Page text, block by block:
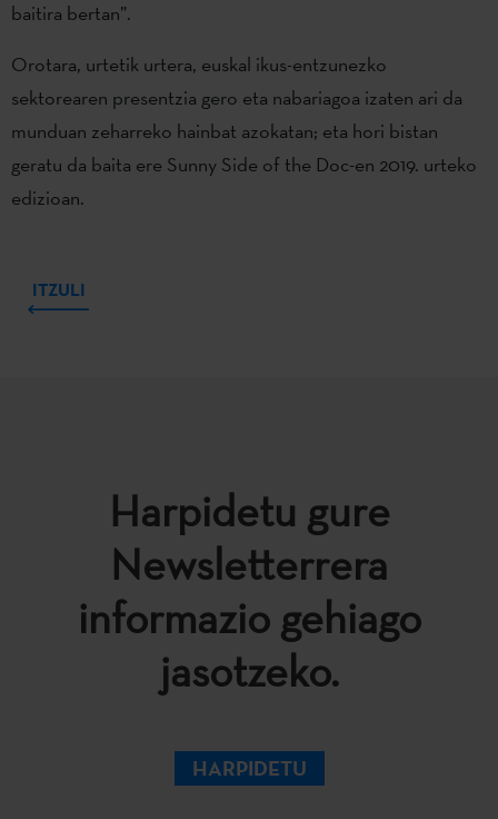
baitira bertan”.
Orotara, urtetik urtera, euskal ikus-entzunezko
sektorearen presentzia gero eta nabariagoa izaten ari da
munduan zeharreko hainbat azokatan; eta hori bistan
geratu da baita ere Sunny Side of the Doc-en 2019. urteko
edizioan.
ITZULI
Harpidetu gure
Newsletterrera
informazio gehiago
jasotzeko.
HARPIDETU